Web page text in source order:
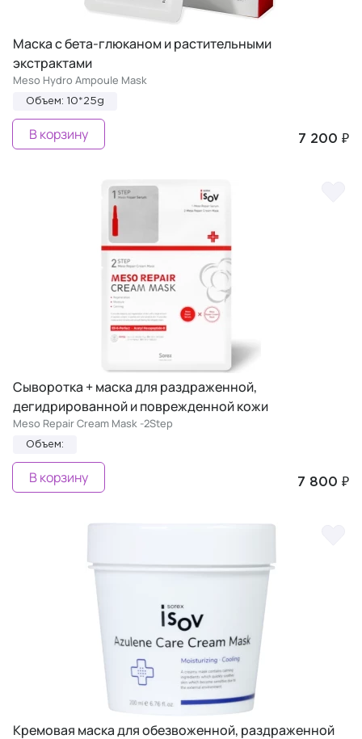
Маска с бета-глюканом и растительными
экстрактами
Meso Hydro Ampoule Mask
Объем: 10*25g
7 200 ₽
В корзину
Сыворотка + маска для раздраженной,
дегидрированной и поврежденной кожи
Meso Repair Cream Mask -2Step
Объем:
7 800 ₽
В корзину
Кремовая маска для обезвоженной, раздраженной